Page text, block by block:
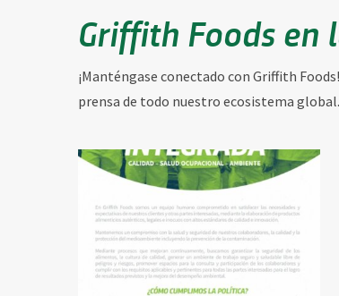
Griffith Foods en
¡Manténgase conectado con Griffith
prensa de todo nuestro ecosistema global.